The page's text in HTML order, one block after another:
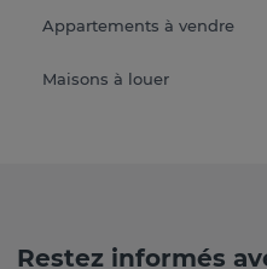
Appartements à vendre
Maisons à louer
Restez informés